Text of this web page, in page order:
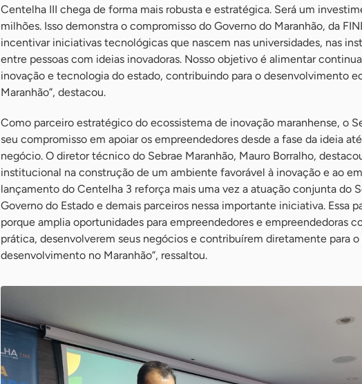
Centelha III chega de forma mais robusta e estratégica. Será um
milhões. Isso demonstra o compromisso do Governo do Maranhão, da
incentivar iniciativas tecnológicas que nascem nas universidades, nas
entre pessoas com ideias inovadoras. Nosso objetivo é alimentar
inovação e tecnologia do estado, contribuindo para o desenvolvimento
Maranhão”, destacou.
Como parceiro estratégico do ecossistema de inovação maranhense, o
seu compromisso em apoiar os empreendedores desde a fase da ideia
negócio. O diretor técnico do Sebrae Maranhão, Mauro Borralho,
institucional na construção de um ambiente favorável à inovação e ao
lançamento do Centelha 3 reforça mais uma vez a atuação conjunta do
Governo do Estado e demais parceiros nessa importante iniciativa. Essa
porque amplia oportunidades para empreendedores e empreendedoras
prática, desenvolverem seus negócios e contribuírem diretamente para
desenvolvimento no Maranhão”, ressaltou.